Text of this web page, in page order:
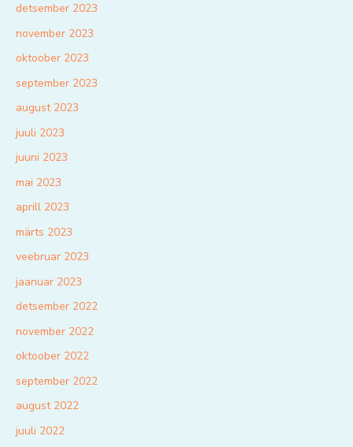
detsember 2023
november 2023
oktoober 2023
september 2023
august 2023
juuli 2023
juuni 2023
mai 2023
aprill 2023
märts 2023
veebruar 2023
jaanuar 2023
detsember 2022
november 2022
oktoober 2022
september 2022
august 2022
juuli 2022